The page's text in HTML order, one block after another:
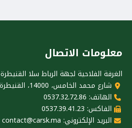
معلومات الاتصال
الغرفة الفلاحية لجهة الرباط سلا القنيطرة
شارع محمد الخامس، 14000، القنيطرة - المغرب
الهاتف: 0537.32.72.86
الفاكس: 0537.39.41.23
البريد الإلكتروني: contact@carsk.ma